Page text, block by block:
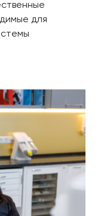
для